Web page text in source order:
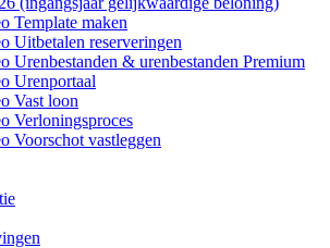
Template maken
Uitbetalen reserveringen
Urenbestanden & urenbestanden Premium
Urenportaal
Vast loon
Verloningsproces
Voorschot vastleggen